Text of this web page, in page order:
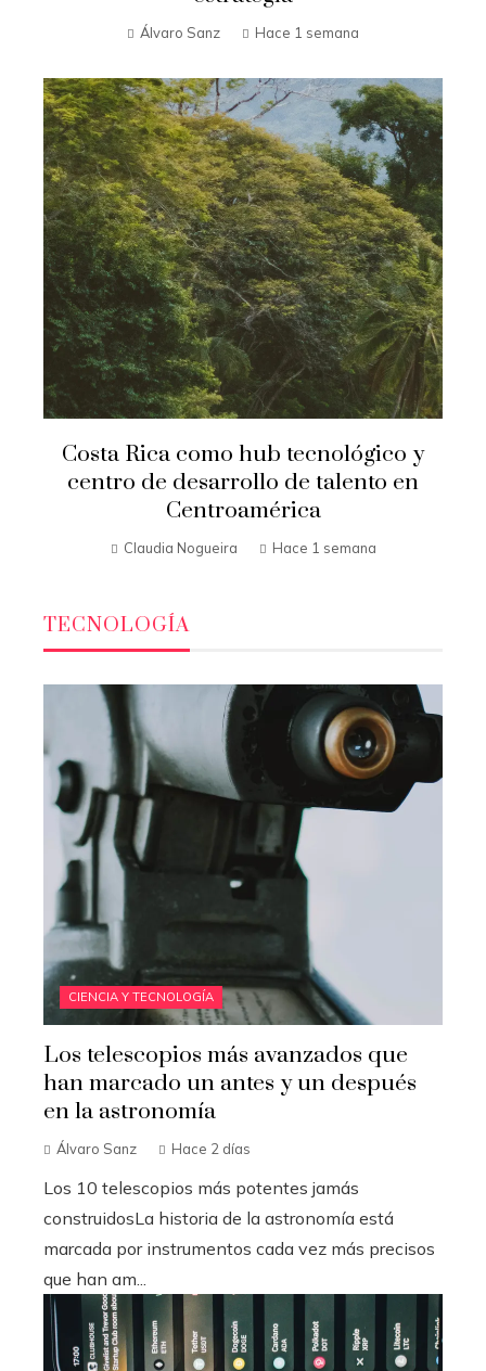
Álvaro Sanz Hace 1 semana
Costa Rica como hub tecnológico y
centro de desarrollo de talento en
Centroamérica
Claudia Nogueira Hace 1 semana
TECNOLOGÍA
CIENCIA Y TECNOLOGÍA
Los telescopios más avanzados que
han marcado un antes y un después
en la astronomía
Álvaro Sanz Hace 2 días
Los 10 telescopios más potentes jamás
construidosLa historia de la astronomía está
marcada por instrumentos cada vez más precisos
que han am...